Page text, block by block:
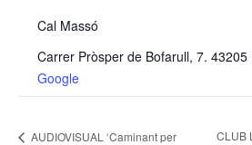
Cal Massó
Carrer Pròsper de Bofarull, 7. 43205
Google
AUDIOVISUAL ‘Caminant per
CLUB